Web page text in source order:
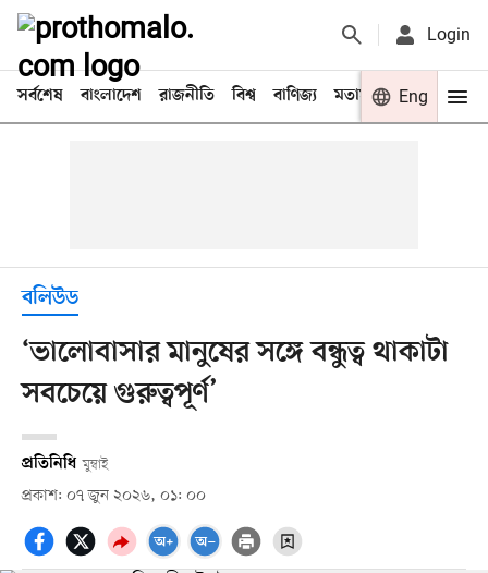
Login
সর্বশেষ বাংলাদেশ রাজনীতি বিশ্ব বাণিজ্য মতামত খেলা
Eng
বলিউড
‘ভালোবাসার মানুষের সঙ্গে বন্ধুত্ব থাকাটা
সবচেয়ে গুরুত্বপূর্ণ’
প্রতিনিধি মুম্বাই
প্রকাশ: ০৭ জুন ২০২৬, ০১: ০০